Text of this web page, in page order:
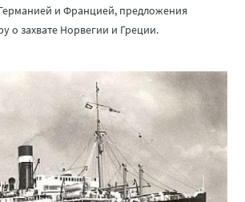
и Францией, предложения
о захвате Норвегии и Греции.